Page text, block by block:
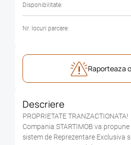
Disponibilitate:
Nr. locuri parcare:
Raporteaza
Descriere
PROPRIETATE TRANZACTIONATA!
Compania STARTIMOB va
sistem de Reprezentare Exclusiva